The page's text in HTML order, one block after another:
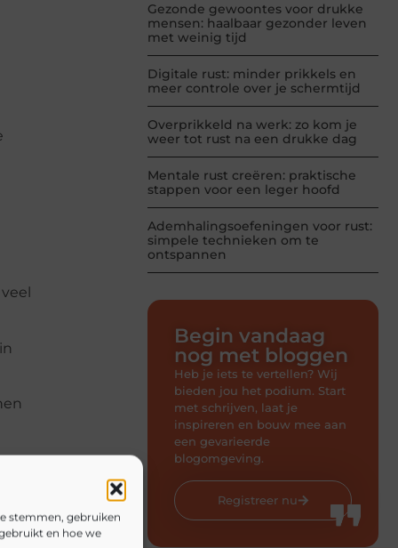
stemmen, gebruiken
en hoe we
Gezonde gewoontes voor drukke
mensen: haalbaar gezonder leven
met weinig tijd
Digitale rust: minder prikkels en
meer controle over je schermtijd
Overprikkeld na werk: zo kom je
weer tot rust na een drukke dag
Mentale rust creëren: praktische
stappen voor een leger hoofd
Ademhalingsoefeningen voor rust:
simpele technieken om te
ontspannen
Begin vandaag
nog met bloggen
Heb je iets te vertellen? Wij
bieden jou het podium. Start
met schrijven, laat je
inspireren en bouw mee aan
een gevarieerde
blogomgeving.
Registreer nu